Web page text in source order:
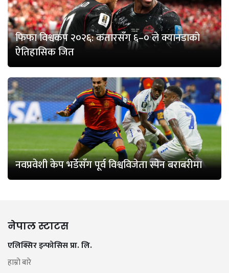
फिफा विश्वकप २०२६: कतारसँग ६–० ले क्यानडाको
ऐतिहासिक जित
नवप्रवेशी केप भर्डेसँग पूर्व विश्वविजेता स्पेन बराबरीमा
नेपाल स्टाटस
एलिक्सिर इन्फोसिस प्रा. लि.
हाम्रो बारे